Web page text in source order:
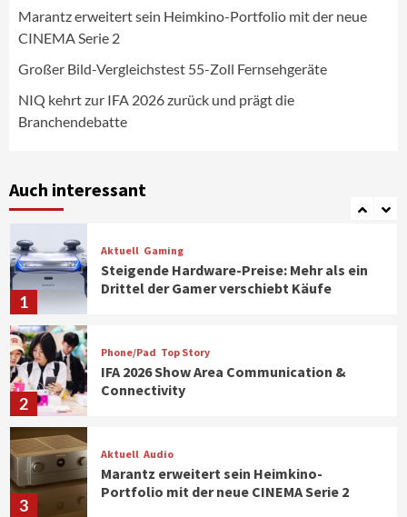
Marantz erweitert sein Heimkino-Portfolio mit der neue
CINEMA Serie 2
Großer Bild-Vergleichstest 55-Zoll Fernsehgeräte
NIQ kehrt zur IFA 2026 zurück und prägt die
Branchendebatte
Auch interessant
6
Aktuell
CHERRY baut Vertriebsteam in
7
Klimageräte und Ventilatoren
1
Aktuell Gaming
Steigende Hardware-Preise: Mehr als ein
Drittel der Gamer verschiebt Käufe
2
Phone/Pad Top Story
IFA 2026 Show Area Communication &
Connectivity
3
Aktuell Audio
Marantz erweitert sein Heimkino-
Portfolio mit der neue CINEMA Serie 2